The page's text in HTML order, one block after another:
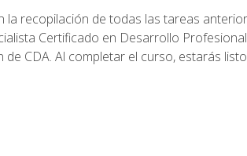
la recopilación de todas las tareas
Certificado en Desarrollo
CDA. Al completar el curso, estarás